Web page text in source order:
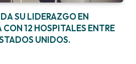
SU LIDERAZGO EN
12 HOSPITALES ENTRE
UNIDOS.